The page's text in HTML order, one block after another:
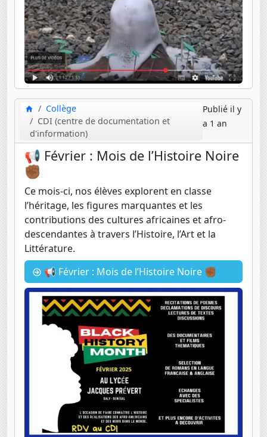
Collège
CDI (centre de documentation et
d'information)
Publié il y
a 1 an
📢 Février : Mois de l’Histoire Noire
✊🏾
Ce mois-ci, nos élèves explorent en classe
l’héritage, les figures marquantes et les
contributions des cultures africaines et afro-
descendantes à travers l’Histoire, l’Art et la
Littérature.
📢 Février : Mois de l’Histoire Noire ✊🏾